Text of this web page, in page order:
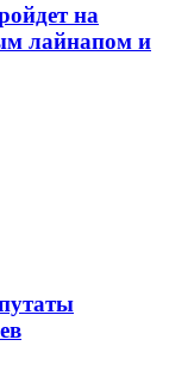
на
лайнапом и